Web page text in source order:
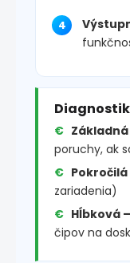
Základná
poruchy, ak
Pokročilá
zariadenia)
Hĺbková
čipov na